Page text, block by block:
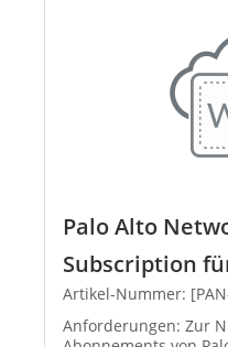
Palo Alto
Subscription
Artikel-Nummer:
Anforderungen: Zur